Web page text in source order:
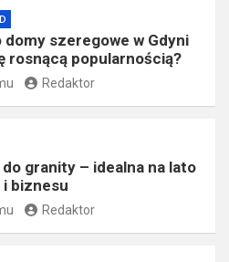
domy szeregowe w Gdyni
rosnącą popularnością?
Redaktor
granity – idealna na lato
i biznesu
Redaktor